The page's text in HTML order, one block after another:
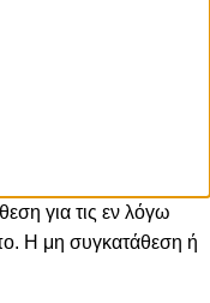
για τις εν λόγω
Η μη συγκατάθεση ή